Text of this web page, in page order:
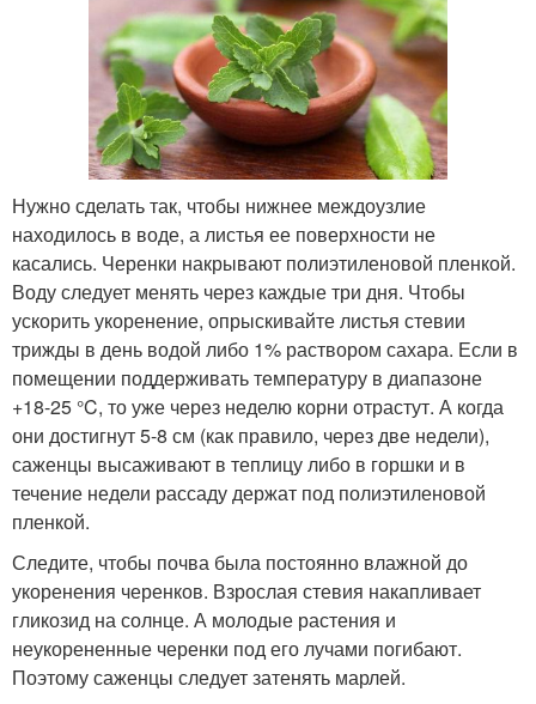
Нужно сделать так, чтобы нижнее междоузлие
находилось в воде, а листья ее поверхности не
касались. Черенки накрывают полиэтиленовой пленкой.
Воду следует менять через каждые три дня. Чтобы
ускорить укоренение, опрыскивайте листья стевии
трижды в день водой либо 1% раствором сахара. Если в
помещении поддерживать температуру в диапазоне
+18-25 °C, то уже через неделю корни отрастут. А когда
они достигнут 5-8 см (как правило, через две недели),
саженцы высаживают в теплицу либо в горшки и в
течение недели рассаду держат под полиэтиленовой
пленкой.
Следите, чтобы почва была постоянно влажной до
укоренения черенков. Взрослая стевия накапливает
гликозид на солнце. А молодые растения и
неукорененные черенки под его лучами погибают.
Поэтому саженцы следует затенять марлей.